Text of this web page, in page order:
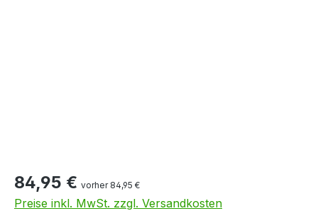
84,95 € vorher 84,95 €
Preise inkl. MwSt. zzgl. Versandkosten